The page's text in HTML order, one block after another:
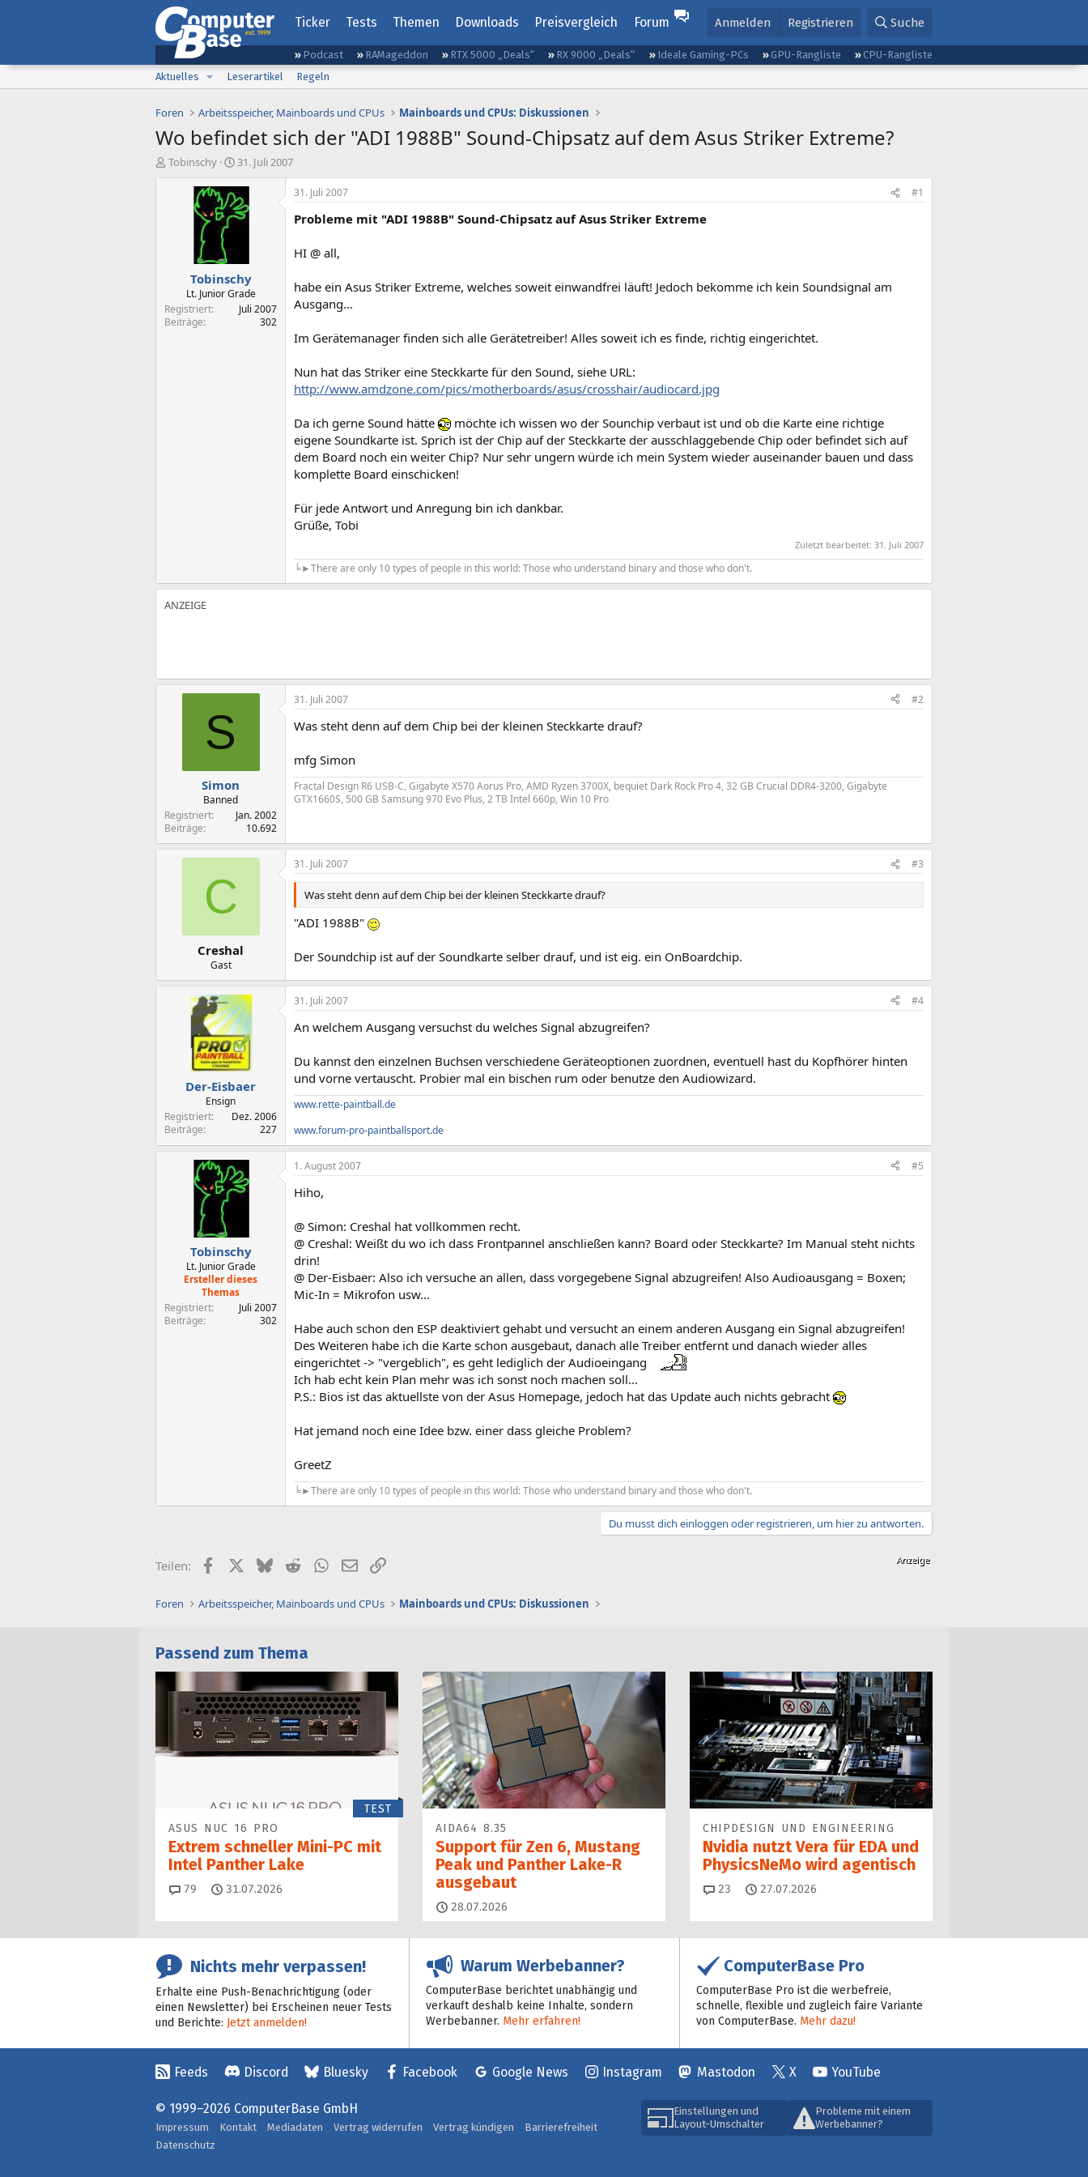
Ticker Tests Themen Downloads Preisvergleich Forum Anmelden Registrieren Suche
Podcast RAMageddon RTX 5000 „Deals“ RX 9000 „Deals“ Ideale Gaming-PCs GPU-Rangliste
CPU-Rangliste
Aktuelles
Leserartikel Regeln
Foren Arbeitsspeicher, Mainboards und CPUs Mainboards und CPUs: Diskussionen
Wo befindet sich der "ADI 1988B" Sound-Chipsatz auf dem Asus Striker Extreme?
E
Tobinschy
E
s
t
e
t
a
m
31. Juli 2007
Tobinschy
Lt. Junior Grade
Registriert
Juli 2007
Beiträge
302
31. Juli 2007 #1
Probleme mit "ADI 1988B" Sound-Chipsatz auf Asus Striker Extreme
HI @ all,
habe ein Asus Striker Extreme, welches soweit einwandfrei läuft! Jedoch bekomme ich kein Soundsignal am
Ausgang...
Im Gerätemanager finden sich alle Gerätetreiber! Alles soweit ich es finde, richtig eingerichtet.
Nun hat das Striker eine Steckkarte für den Sound, siehe URL:
http://www.amdzone.com/pics/motherboards/asus/crosshair/audiocard.jpg
Da ich gerne Sound hätte
möchte ich wissen wo der Sounchip verbaut ist und ob die Karte eine richtige
eigene Soundkarte ist. Sprich ist der Chip auf der Steckkarte der ausschlaggebende Chip oder befindet sich auf
dem Board noch ein weiter Chip? Nur sehr ungern würde ich mein System wieder auseinander bauen und dass
komplette Board einschicken!
Für jede Antwort und Anregung bin ich dankbar.
Grüße, Tobi
Zuletzt bearbeitet: 31. Juli 2007
╘►There are only 10 types of people in this world: Those who understand binary and those who don't.
S
Simon
Banned
Registriert
Jan. 2002
Beiträge
10.692
31. Juli 2007 #2
Was steht denn auf dem Chip bei der kleinen Steckkarte drauf?
mfg Simon
Fractal Design R6 USB-C, Gigabyte X570 Aorus Pro, AMD Ryzen 3700X, bequiet Dark Rock Pro 4, 32 GB Crucial DDR4-3200, Gigabyte
GTX1660S, 500 GB Samsung 970 Evo Plus, 2 TB Intel 660p, Win 10 Pro
C
Creshal
Gast
31. Juli 2007 #3
Was steht denn auf dem Chip bei der kleinen Steckkarte drauf?
"ADI 1988B"
Der Soundchip ist auf der Soundkarte selber drauf, und ist eig. ein OnBoardchip.
Der-Eisbaer
Ensign
Registriert
Dez. 2006
Beiträge
227
31. Juli 2007 #4
An welchem Ausgang versuchst du welches Signal abzugreifen?
Du kannst den einzelnen Buchsen verschiedene Geräteoptionen zuordnen, eventuell hast du Kopfhörer hinten
und vorne vertauscht. Probier mal ein bischen rum oder benutze den Audiowizard.
www.rette-paintball.de
www.forum-pro-paintballsport.de
Tobinschy
Lt. Junior Grade
Ersteller dieses
Themas
Registriert
Juli 2007
Beiträge
302
1. August 2007 #5
Hiho,
@ Simon: Creshal hat vollkommen recht.
@ Creshal: Weißt du wo ich dass Frontpannel anschließen kann? Board oder Steckkarte? Im Manual steht nichts
drin!
@ Der-Eisbaer: Also ich versuche an allen, dass vorgegebene Signal abzugreifen! Also Audioausgang = Boxen;
Mic-In = Mikrofon usw...
Habe auch schon den ESP deaktiviert gehabt und versucht an einem anderen Ausgang ein Signal abzugreifen!
Des Weiteren habe ich die Karte schon ausgebaut, danach alle Treiber entfernt und danach wieder alles
eingerichtet -> "vergeblich", es geht lediglich der Audioeingang
Ich hab echt kein Plan mehr was ich sonst noch machen soll...
P.S.: Bios ist das aktuellste von der Asus Homepage, jedoch hat das Update auch nichts gebracht
Hat jemand noch eine Idee bzw. einer dass gleiche Problem?
GreetZ
╘►There are only 10 types of people in this world: Those who understand binary and those who don't.
Du musst dich einloggen oder registrieren, um hier zu antworten.
Teilen: FacebookX (Twitter)
BlueskyRedditWhatsApp
E-MailLink
Foren Arbeitsspeicher, Mainboards und CPUs Mainboards und CPUs: Diskussionen
Passend zum Thema
TEST
ASUS NUC 16 PRO
Extrem schneller Mini-PC mit
Intel Panther Lake
79 Kommentare
31.07.2026
AIDA64 8.35
Support für Zen 6, Mustang
Peak und Panther Lake-R
ausgebaut
28.07.2026
CHIPDESIGN UND ENGINEERING
Nvidia nutzt Vera für EDA und
PhysicsNeMo wird agentisch
23 Kommentare
27.07.2026
Nichts mehr verpassen!
Erhalte eine Push-Benachrichtigung (oder
einen Newsletter) bei Erscheinen neuer Tests
und Berichte: Jetzt anmelden!
Warum Werbebanner?
ComputerBase berichtet unabhängig und
verkauft deshalb keine Inhalte, sondern
Werbebanner. Mehr erfahren!
ComputerBase Pro
ComputerBase Pro ist die werbefreie,
schnelle, flexible und zugleich faire Variante
von ComputerBase. Mehr dazu!
Feeds Discord Bluesky Facebook Google News Instagram Mastodon X YouTube
Einstellungen und
Layout-Umschalter
Probleme mit einem
Werbebanner?
© 1999–2026 ComputerBase GmbH
Impressum Kontakt Mediadaten Vertrag widerrufen Vertrag kündigen
Barrierefreiheit
Datenschutz